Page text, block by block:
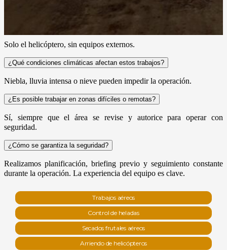
¿Qué equipos se utilizan?
Solo el helicóptero, sin equipos externos.
¿Qué condiciones climáticas afectan estos trabajos?
Niebla, lluvia intensa o nieve pueden impedir la operación.
¿Es posible trabajar en zonas difíciles o remotas?
Sí, siempre que el área se revise y autorice para operar con
seguridad.
¿Cómo se garantiza la seguridad?
Realizamos planificación, briefing previo y seguimiento constante
durante la operación. La experiencia del equipo es clave.
Trabajos aéreos
Control de heladas
Secados frutales aéreos
Arriendo de helicópteros